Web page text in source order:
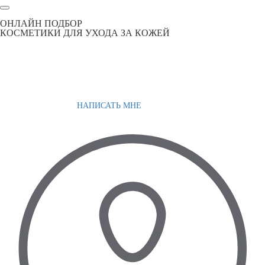
ОНЛАЙН ПОДБОР
КОСМЕТИКИ ДЛЯ УХОДА ЗА КОЖЕЙ
НАПИСАТЬ МНЕ